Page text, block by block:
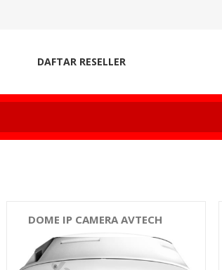
DAFTAR RESELLER
DOME IP CAMERA AVTECH